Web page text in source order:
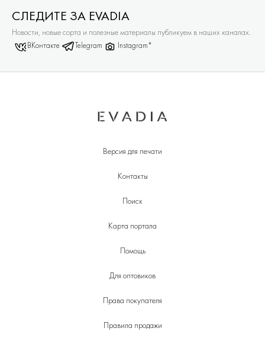
СЛЕДИТЕ ЗА EVADIA
Новости, новые сорта и полезные материалы публикуем в наших каналах.
ВКонтакте Telegram Instagram*
Версия для печати
Контакты
Поиск
Карта портала
Помощь
Для оптовиков
Права покупателя
Правила продажи